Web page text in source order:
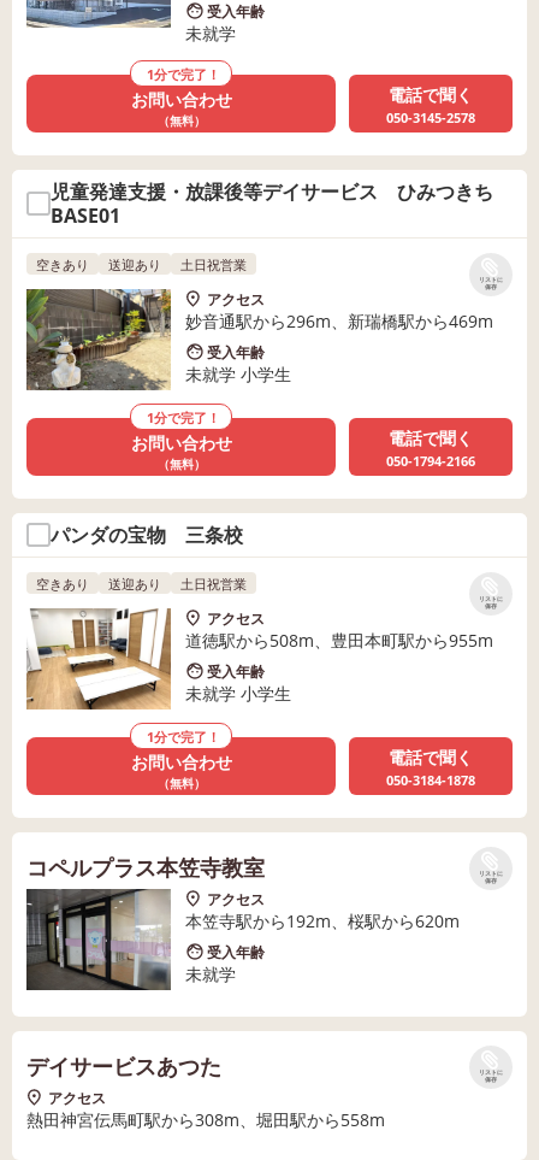
受入年齢
未就学
1分で完了！
お問い合わせ
（無料）
電話で聞く
050-3145-2578
児童発達支援・放課後等デイサービス ひみつきち
BASE01
リストに
保存
空きあり 送迎あり 土日祝営業
アクセス
妙音通駅から296m、新瑞橋駅から469m
受入年齢
未就学 小学生
1分で完了！
お問い合わせ
（無料）
電話で聞く
050-1794-2166
パンダの宝物 三条校
リストに
保存
空きあり 送迎あり 土日祝営業
アクセス
道徳駅から508m、豊田本町駅から955m
受入年齢
未就学 小学生
1分で完了！
お問い合わせ
（無料）
電話で聞く
050-3184-1878
リストに
保存
コペルプラス本笠寺教室
アクセス
本笠寺駅から192m、桜駅から620m
受入年齢
未就学
リストに
保存
デイサービスあつた
アクセス
熱田神宮伝馬町駅から308m、堀田駅から558m